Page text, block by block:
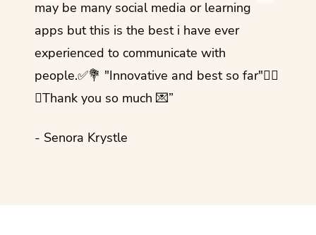
may be many social media or learning
apps but this is the best i have ever
experienced to communicate with
people.✅💐 "Innovative and best so far"✌🏻
💜Thank you so much 💌”
- Senora Krystle